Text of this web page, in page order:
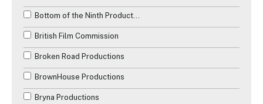
Bottom of the Ninth Productions
British Film Commission
Broken Road Productions
BrownHouse Productions
Bryna Productions